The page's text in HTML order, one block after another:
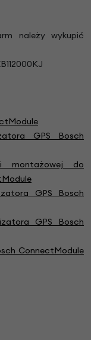
należy wykupić
GPS Bosch
montażowej do
GPS Bosch
GPS Bosch
ConnectModule